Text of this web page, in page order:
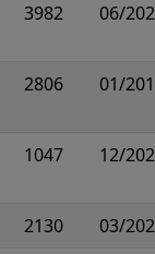
3982 06/
2806 01/
1047 12/
2130 03/